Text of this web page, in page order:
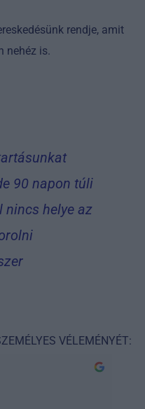
rendje, amit
nehéz is.
90 napon túli
nincs helye az
VÉLEMÉNYÉT: